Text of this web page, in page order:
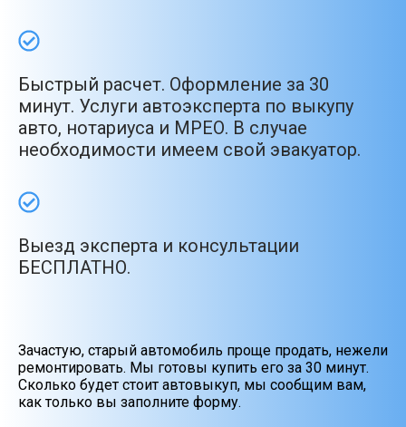
Быстрый расчет. Оформление за 30
минут. Услуги автоэксперта по выкупу
авто, нотариуса и МРЕО. В случае
необходимости имеем свой эвакуатор.
Выезд эксперта и консультации
БЕСПЛАТНО.
Зачастую, старый автомобиль проще продать, нежели
ремонтировать. Мы готовы купить его за 30 минут.
Сколько будет стоит автовыкуп, мы сообщим вам,
как только вы заполните форму.